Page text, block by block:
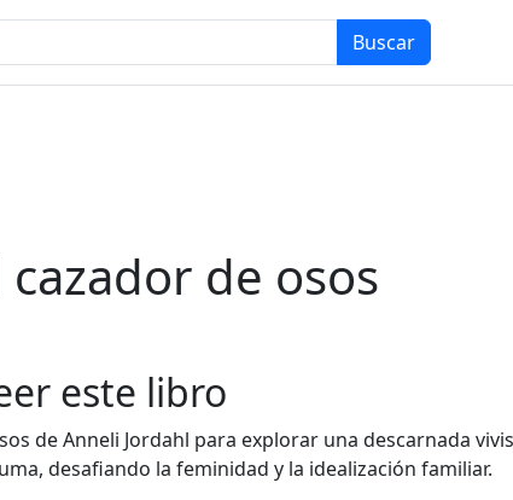
Buscar
de osos
este libro
de Anneli Jordahl para explorar una descarnada
desafiando la feminidad y la idealización familiar.